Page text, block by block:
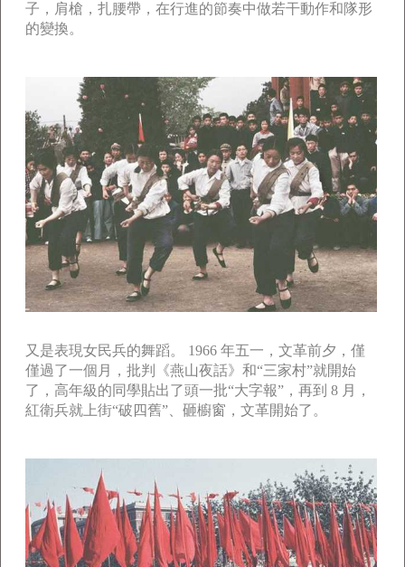
子，肩槍，扎腰帶，在行進的節奏中做若干動作和隊形
的變換。
又是表現女民兵的舞蹈。 1966 年五一，文革前夕，僅
僅過了一個月，批判《燕山夜話》和“三家村”就開始
了，高年級的同學貼出了頭一批“大字報”，再到 8 月，
紅衛兵就上街“破四舊”、砸櫥窗，文革開始了。